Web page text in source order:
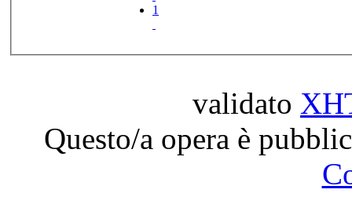
1
validato
Questo/a opera è